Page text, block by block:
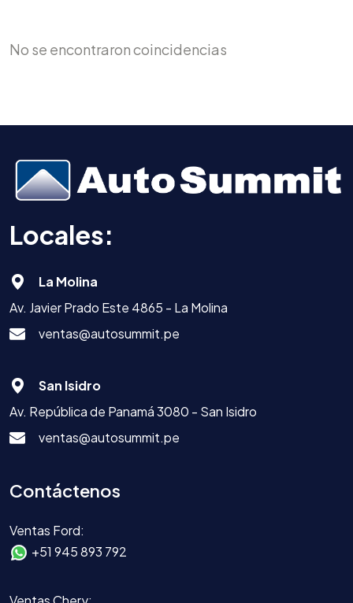
No se encontraron coincidencias
Locales:
La Molina
Av. Javier Prado Este 4865 - La Molina
ventas@autosummit.pe
San Isidro
Av. República de Panamá 3080 - San Isidro
ventas@autosummit.pe
Contáctenos
Ventas Ford:
+51 945 893 792